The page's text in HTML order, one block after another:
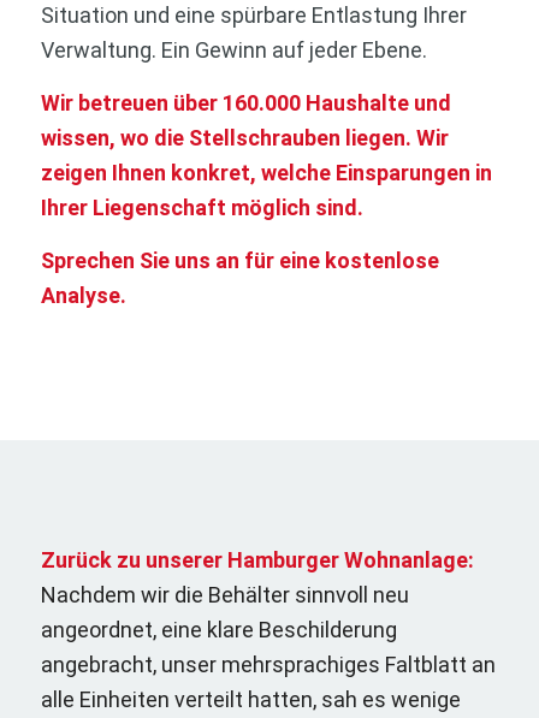
Situation und eine spürbare Entlastung Ihrer
Verwaltung. Ein Gewinn auf jeder Ebene.
Wir betreuen über 160.000 Haushalte und
wissen, wo die Stellschrauben liegen. Wir
zeigen Ihnen konkret, welche Einsparungen in
Ihrer Liegenschaft möglich sind.
Sprechen Sie uns an für eine kostenlose
Analyse.
Zurück zu unserer Hamburger Wohnanlage:
Nachdem wir die Behälter sinnvoll neu
angeordnet, eine klare Beschilderung
angebracht, unser mehrsprachiges Faltblatt an
alle Einheiten verteilt hatten, sah es wenige